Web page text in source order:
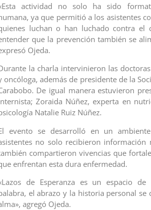
actividad no solo ha sido
ya que permitió a los asistentes
luchan o han luchado contra el
que la prevención también se
Ojeda.
la charla intervinieron las
oncóloga, además de presidente de la
De igual manera estuvieron
Zoraida Núñez, experta en
Natalie Ruiz Núñez.
evento se desarrolló en un
no solo recibieron
compartieron vivencias que
enfrentan esta dura enfermedad.
de Esperanza es un espacio
el abrazo y la historia personal
agregó Ojeda.